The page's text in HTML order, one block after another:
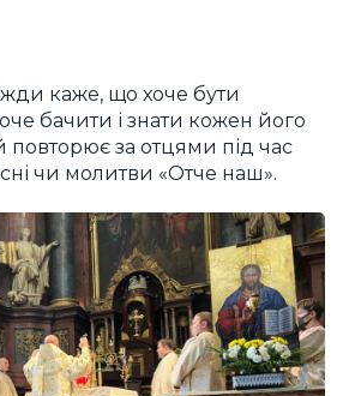
каже, що хоче бути
бачити і знати кожен його
повторює за отцями під час
чи молитви «Отче наш».